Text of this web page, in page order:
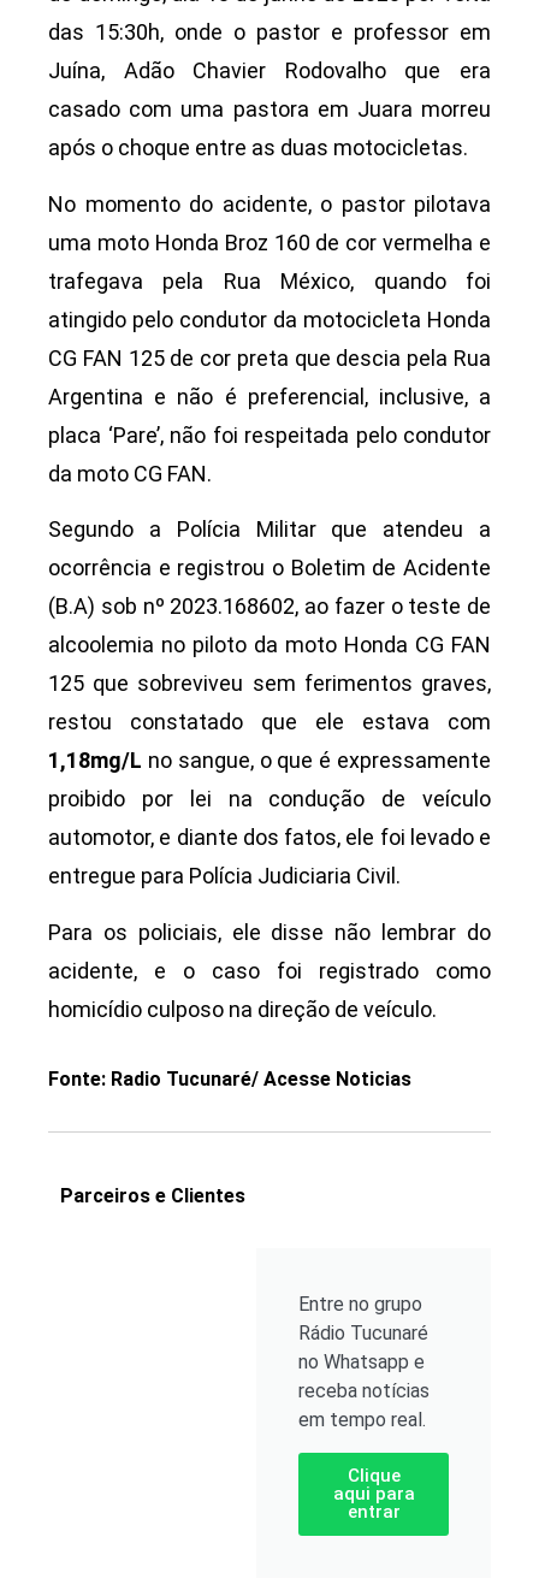
das 15:30h, onde o pastor e professor em
Juína, Adão Chavier Rodovalho que era
casado com uma pastora em Juara morreu
após o choque entre as duas motocicletas.
No momento do acidente, o pastor pilotava
uma moto Honda Broz 160 de cor vermelha e
trafegava pela Rua México, quando foi
atingido pelo condutor da motocicleta Honda
CG FAN 125 de cor preta que descia pela Rua
Argentina e não é preferencial, inclusive, a
placa ‘Pare’, não foi respeitada pelo condutor
da moto CG FAN.
Segundo a Polícia Militar que atendeu a
ocorrência e registrou o Boletim de Acidente
(B.A) sob nº 2023.168602, ao fazer o teste de
alcoolemia no piloto da moto Honda CG FAN
125 que sobreviveu sem ferimentos graves,
restou constatado que ele estava com
1,18mg/L no sangue, o que é expressamente
proibido por lei na condução de veículo
automotor, e diante dos fatos, ele foi levado e
entregue para Polícia Judiciaria Civil.
Para os policiais, ele disse não lembrar do
acidente, e o caso foi registrado como
homicídio culposo na direção de veículo.
Fonte: Radio Tucunaré/ Acesse Noticias
Parceiros e Clientes
Entre no grupo
Rádio Tucunaré
no Whatsapp e
receba notícias
em tempo real.
Clique
aqui para
entrar